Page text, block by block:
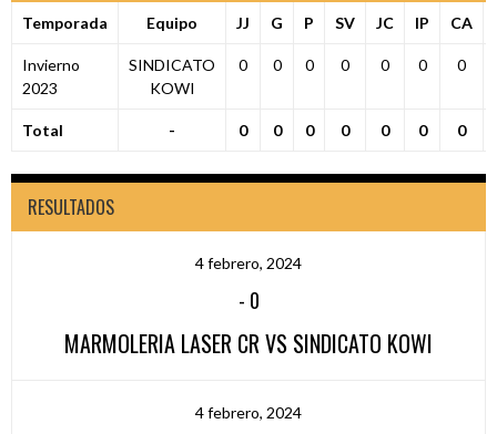
Temporada Equipo JJ G P SV JC IP CA
Invierno
2023
SINDICATO
KOWI
0 0 0 0 0 0 0
Total - 0 0 0 0 0 0 0
RESULTADOS
4 febrero, 2024
- 0
MARMOLERIA LASER CR VS SINDICATO KOWI
4 febrero, 2024